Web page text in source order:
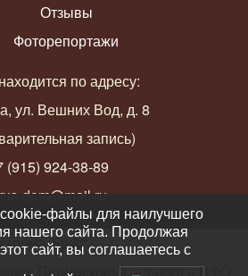
Отзывы
Фоторепортажи
по адресу:
ул. Вешних Вод, д. 8
запись)
(915) 924-38-89
dom@mail.ru
Брус"
и Подмосковье, а также в ЦФО,
файлы для наилучшего
нашего сайта. Продолжая
сайт, вы соглашаетесь с